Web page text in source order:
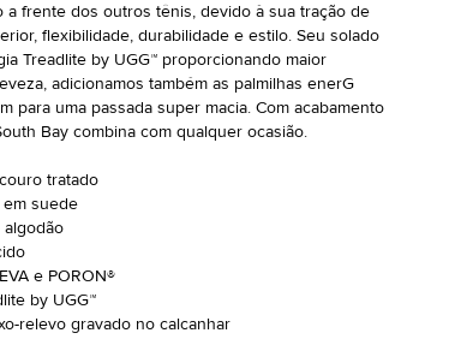
a frente dos outros tênis, devido à sua tração de
flexibilidade, durabilidade e estilo. Seu solado
Treadlite by UGG™ proporcionando maior
adicionamos também as palmilhas enerG
para uma passada super macia. Com acabamento
Bay combina com qualquer ocasião.
tratado
em suede
algodão
e PORON®
by UGG™
relevo gravado no calcanhar